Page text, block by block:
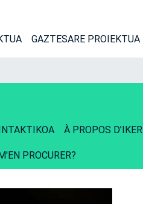
GAZTESARE PROIEKTUA
À PROPOS D’IKER
PROCURER?